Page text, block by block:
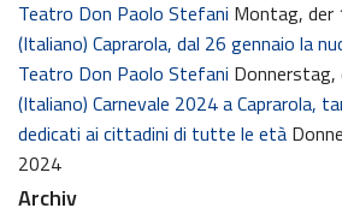
Teatro Don Paolo Stefani Montag, der
(Italiano) Caprarola, dal 26 gennaio la
Teatro Don Paolo Stefani Donnerstag,
(Italiano) Carnevale 2024 a Caprarola,
dedicati ai cittadini di tutte le età
2024
Archiv